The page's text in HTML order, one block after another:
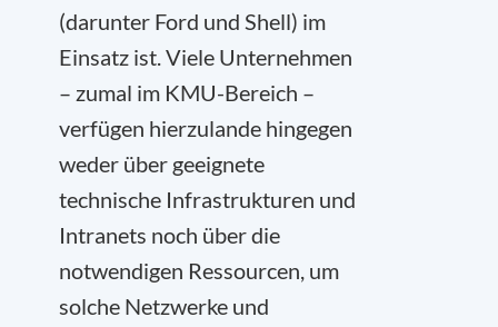
(darunter Ford und Shell) im
Einsatz ist. Viele Unternehmen
– zumal im KMU-Bereich –
verfügen hierzulande hingegen
weder über geeignete
technische Infrastrukturen und
Intranets noch über die
notwendigen Ressourcen, um
solche Netzwerke und